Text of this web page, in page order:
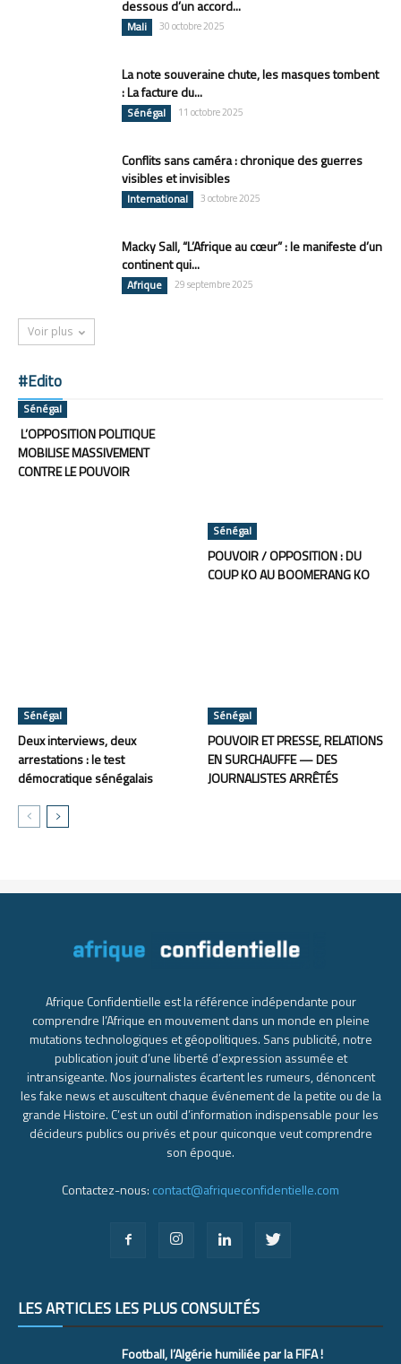
dessous d’un accord...
Mali 30 octobre 2025
La note souveraine chute, les masques tombent
: La facture du...
Sénégal 11 octobre 2025
Conflits sans caméra : chronique des guerres
visibles et invisibles
International 3 octobre 2025
Macky Sall, “L’Afrique au cœur” : le manifeste d’un
continent qui...
Afrique 29 septembre 2025
Voir plus
#Edito
Sénégal
L’OPPOSITION POLITIQUE
MOBILISE MASSIVEMENT
CONTRE LE POUVOIR
Sénégal
POUVOIR / OPPOSITION : DU
COUP KO AU BOOMERANG KO
Sénégal
Deux interviews, deux
arrestations : le test
démocratique sénégalais
Sénégal
POUVOIR ET PRESSE, RELATIONS
EN SURCHAUFFE — DES
JOURNALISTES ARRÊTÉS
Afrique Confidentielle est la référence indépendante pour
comprendre l’Afrique en mouvement dans un monde en pleine
mutations technologiques et géopolitiques. Sans publicité, notre
publication jouit d’une liberté d’expression assumée et
intransigeante. Nos journalistes écartent les rumeurs, dénoncent
les fake news et auscultent chaque événement de la petite ou de la
grande Histoire. C’est un outil d’information indispensable pour les
décideurs publics ou privés et pour quiconque veut comprendre
son époque.
Contactez-nous: contact@afriqueconfidentielle.com
LES ARTICLES LES PLUS CONSULTÉS
Football, l’Algérie humiliée par la FIFA !